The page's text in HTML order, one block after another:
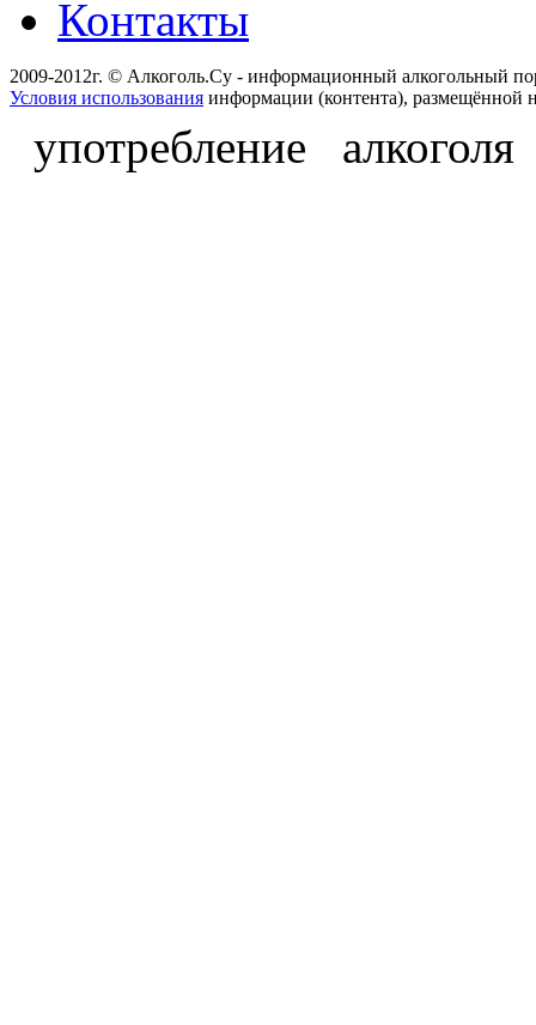
Контакты
2009-2012г. © Алкоголь.Су - информационный алкогольный
Условия использования информации (контента), размещённой
употребление